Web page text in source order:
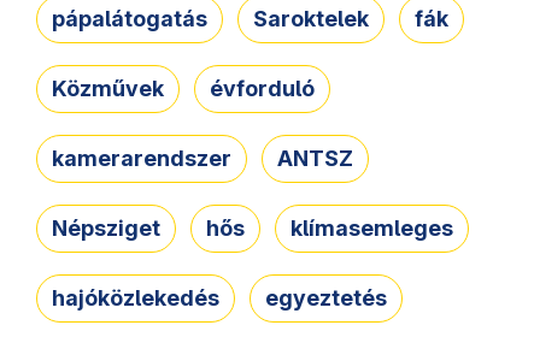
pápalátogatás Saroktelek fák
Közművek évforduló
kamerarendszer ANTSZ
Népsziget hős klímasemleges
hajóközlekedés egyeztetés